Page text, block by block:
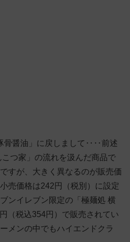
骨醤油」に戻しまして‥‥前述
つ家」の流れを汲んだ商品で
すが、大きく異なるのが販売価
売価格は242円（税別）に設定
ンイレブン限定の「極麺処 横
（税込354円）で販売されてい
メンの中でもハイエンドクラ